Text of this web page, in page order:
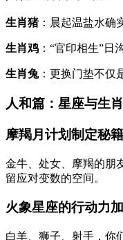
生肖猪：晨起温盐水确
生肖鸡 ：“官印相生”
生肖兔：更换门垫不仅
人和篇：星座与生
摩羯月计划制定秘籍
金牛、处女、摩羯的朋
留应对变数的空间。
火象星座的行动力
白羊、狮子、射手，你